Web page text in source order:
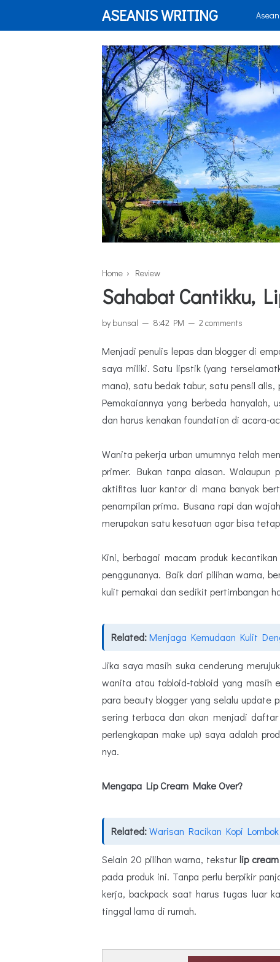
ASEANIS WRITING
Home › Review
Sahabat Cantikku,
by bunsal 8:42 PM 2 comments
Menjadi penulis lepas dan blogger di
saya miliki. Satu lipstik (yang
mana), satu bedak tabur, satu pensil
Pemakaiannya yang berbeda
dan harus kenakan foundation di acara-
Wanita pekerja urban umumnya telah
primer. Bukan tanpa alasan.
aktifitas luar kantor di mana banyak
penampilan prima. Busana rapi dan
merupakan satu kesatuan agar bisa
Kini, berbagai macam produk
penggunanya. Baik dari pilihan warna,
kulit pemakai dan sedikit pertimbangan
Related:Menjaga Kemudaan Kulit
Jika saya masih suka cenderung
wanita atau tabloid-tabloid yang masih
para beauty blogger yang selalu update
sering terbaca dan akan menjadi daftar
perlengkapan make up) saya adalah
nya.
Mengapa Lip Cream Make Over?
Related:Warisan Racikan Kopi Lombok
Selain 20 pilihan warna, teksturlip cream
pada produk ini. Tanpa perlu berpikir
kerja, backpack saat harus tugas luar
tinggal lama di rumah.